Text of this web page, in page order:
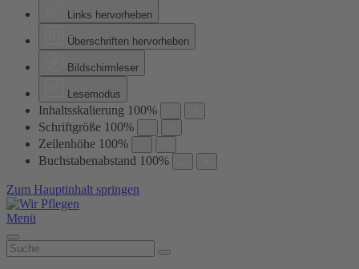
Links hervorheben
Überschriften hervorheben
Bildschirmleser
Lesemodus
Inhaltsskalierung 100%
Schriftgröße 100%
Zeilenhöhe 100%
Buchstabenabstand 100%
Zum Hauptinhalt springen
Menü